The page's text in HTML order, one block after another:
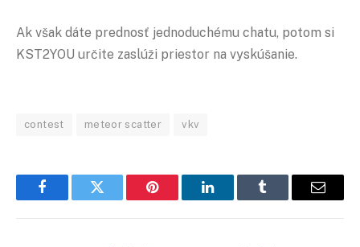
Ak však dáte prednosť jednoduchému chatu, potom si
KST2YOU určite zaslúži priestor na vyskúšanie.
contest meteor scatter vkv
FacebookTwitter Pinterest LinkedInTumblr Email